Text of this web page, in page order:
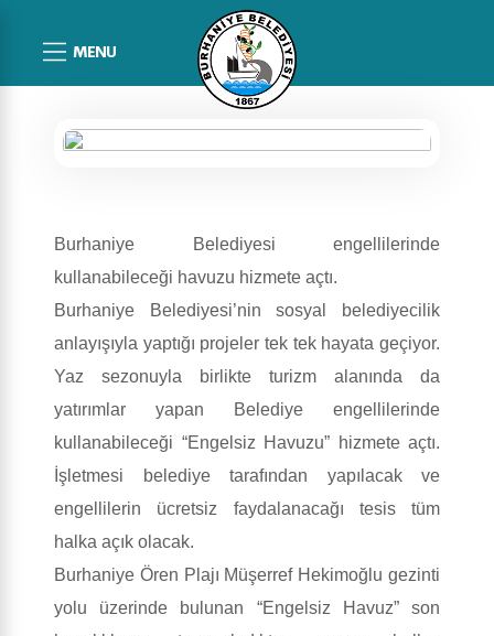
MENU
Burhaniye Belediyesi engellilerinde
kullanabileceği havuzu hizmete açtı.
Burhaniye Belediyesi’nin sosyal belediyecilik
anlayışıyla yaptığı projeler tek tek hayata geçiyor.
Yaz sezonuyla birlikte turizm alanında da
yatırımlar yapan Belediye engellilerinde
kullanabileceği “Engelsiz Havuzu” hizmete açtı.
İşletmesi belediye tarafından yapılacak ve
engellilerin ücretsiz faydalanacağı tesis tüm
halka açık olacak.
Burhaniye Ören Plajı Müşerref Hekimoğlu gezinti
yolu üzerinde bulunan “Engelsiz Havuz” son